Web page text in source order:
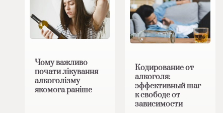
Чому важливо
почати лікування
алкоголізму
якомога раніше
Кодирование от
алкоголя:
эффективный шаг
к свободе от
зависимости